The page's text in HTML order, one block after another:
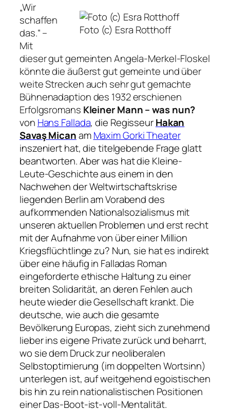
Foto (c) Esra Rotthoff
„Wir
schaffen
das.“ –
Mit
dieser gut gemeinten Angela-Merkel-Floskel
könnte die äußerst gut gemeinte und über
weite Strecken auch sehr gut gemachte
Bühnenadaption des 1932 erschienen
Erfolgsromans Kleiner Mann – was nun?
von Hans Fallada, die RegisseurHakan
Savaş MicanamMaxim Gorki Theater
inszeniert hat, die titelgebende Frage glatt
beantworten. Aber was hat die Kleine-
Leute-Geschichte aus einem in den
Nachwehen der Weltwirtschaftskrise
liegenden Berlin am Vorabend des
aufkommenden Nationalsozialismus mit
unseren aktuellen Problemen und erst recht
mit der Aufnahme von über einer Million
Kriegsflüchtlinge zu? Nun, sie hat es indirekt
über eine häufig in Falladas Roman
eingeforderte ethische Haltung zu einer
breiten Solidarität, an deren Fehlen auch
heute wieder die Gesellschaft krankt. Die
deutsche, wie auch die gesamte
Bevölkerung Europas, zieht sich zunehmend
lieber ins eigene Private zurück und beharrt,
wo sie dem Druck zur neoliberalen
Selbstoptimierung (im doppelten Wortsinn)
unterlegen ist, auf weitgehend egoistischen
bis hin zu rein nationalistischen Positionen
einer Das-Boot-ist-voll-Mentalität.